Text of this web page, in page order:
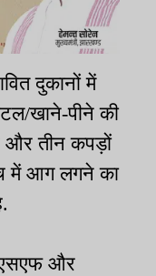
दुकानों में
खाने-पीने की
तीन कपड़ों
में आग लगने का
और